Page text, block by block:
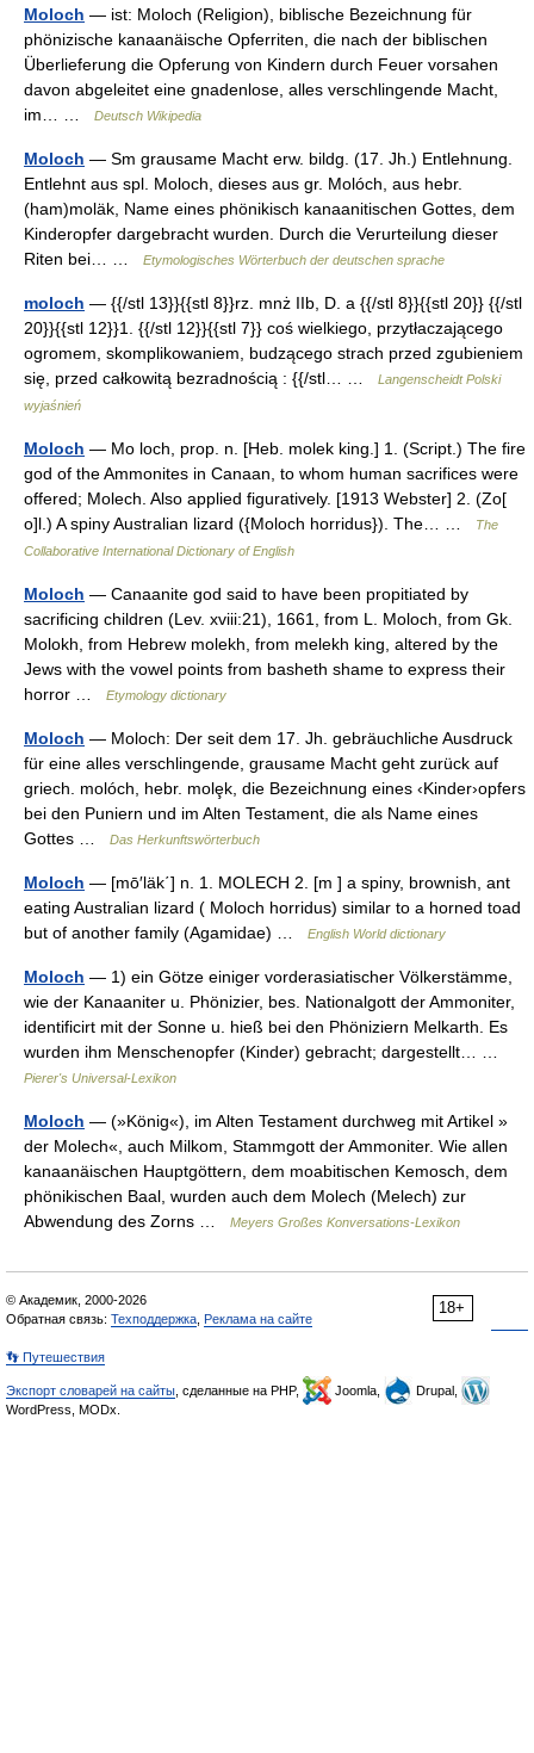
Moloch — ist: Moloch (Religion), biblische Bezeichnung für
phönizische kanaanäische Opferriten, die nach der biblischen
Überlieferung die Opferung von Kindern durch Feuer vorsahen
davon abgeleitet eine gnadenlose, alles verschlingende Macht,
im… …
Deutsch Wikipedia
Moloch — Sm grausame Macht erw. bildg. (17. Jh.) Entlehnung.
Entlehnt aus spl. Moloch, dieses aus gr. Molóch, aus hebr.
(ham)moläk, Name eines phönikisch kanaanitischen Gottes, dem
Kinderopfer dargebracht wurden. Durch die Verurteilung dieser
Riten bei… …
Etymologisches Wörterbuch der deutschen sprache
moloch — {{/stl 13}}{{stl 8}}rz. mnż IIb, D. a {{/stl 8}}{{stl 20}} {{/stl
20}}{{stl 12}}1. {{/stl 12}}{{stl 7}} coś wielkiego, przytłaczającego
ogromem, skomplikowaniem, budzącego strach przed zgubieniem
się, przed całkowitą bezradnością : {{/stl… …
Langenscheidt Polski
wyjaśnień
Moloch — Mo loch, prop. n. [Heb. molek king.] 1. (Script.) The fire
god of the Ammonites in Canaan, to whom human sacrifices were
offered; Molech. Also applied figuratively. [1913 Webster] 2. (Zo[
o]l.) A spiny Australian lizard ({Moloch horridus}). The… …
The
Collaborative International Dictionary of English
Moloch — Canaanite god said to have been propitiated by
sacrificing children (Lev. xviii:21), 1661, from L. Moloch, from Gk.
Molokh, from Hebrew molekh, from melekh king, altered by the
Jews with the vowel points from basheth shame to express their
horror …
Etymology dictionary
Moloch — Moloch: Der seit dem 17. Jh. gebräuchliche Ausdruck
für eine alles verschlingende, grausame Macht geht zurück auf
griech. molóch, hebr. molȩk, die Bezeichnung eines ‹Kinder›opfers
bei den Puniern und im Alten Testament, die als Name eines
Gottes …
Das Herkunftswörterbuch
Moloch — [mō′läk΄] n. 1. MOLECH 2. [m ] a spiny, brownish, ant
eating Australian lizard ( Moloch horridus) similar to a horned toad
but of another family (Agamidae) …
English World dictionary
Moloch — 1) ein Götze einiger vorderasiatischer Völkerstämme,
wie der Kanaaniter u. Phönizier, bes. Nationalgott der Ammoniter,
identificirt mit der Sonne u. hieß bei den Phöniziern Melkarth. Es
wurden ihm Menschenopfer (Kinder) gebracht; dargestellt… …
Pierer's Universal-Lexikon
Moloch — (»König«), im Alten Testament durchweg mit Artikel »
der Molech«, auch Milkom, Stammgott der Ammoniter. Wie allen
kanaanäischen Hauptgöttern, dem moabitischen Kemosch, dem
phönikischen Baal, wurden auch dem Molech (Melech) zur
Abwendung des Zorns …
Meyers Großes Konversations-Lexikon
18+
© Академик, 2000-2026
Обратная связь: Техподдержка Реклама на сайте
👣 Путешествия
Экспорт словарей на сайты , сделанные на PHP, Joomla,
Drupal,
WordPress, MODx.